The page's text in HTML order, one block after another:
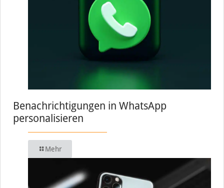
Benachrichtigungen in WhatsApp
personalisieren
Mehr